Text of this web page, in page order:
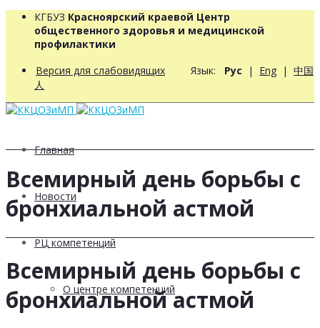
КГБУЗ Красноярский краевой Центр
общественного здоровья и медицинской
профилактики
Версия для слабовидящих Язык: Рус | Eng | 中国
人
Главная
Новости
РЦ компетенций
О центре компетенций
Всемирный день борьбы с
бронхиальной астмой
Всемирный день борьбы с
бронхиальной астмой